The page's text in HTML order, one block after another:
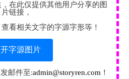
在此仅提供其他用户分享的图
片链接，
看相关文字的字源字形等！
字源图片
邮件至:admin@storyren.com ！